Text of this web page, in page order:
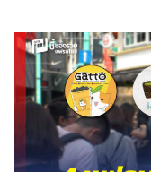
ไชส์ชานมไข่มุกเพื่อเริ่
หนึ่งในตัวเลือก ข้อมู
200,000 บาท ค่า
วัตถุดิบ : มากกว่า 10
เวลาคืนทุน : 2-3 เดือ
กลยุทธ์ธุรกิจ -ชานมไ
-สัญญา Franchise ฟ